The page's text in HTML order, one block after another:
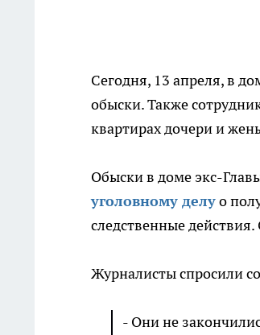
Сегодня, 13 апреля, в
обыски. Также
квартирах дочери и
Обыски в доме экс-
уголовному делуо
следственные
Журналисты спросили
- Они не